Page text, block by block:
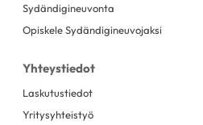
Sydändigineuvonta
Opiskele Sydändigineuvojaksi
Yhteystiedot
Laskutustiedot
Yritysyhteistyö